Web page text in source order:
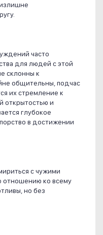
часто
для людей с этой
склонны к
общительны, подчас
их стремление к
открытостью и
глубокое
в достижении
с чужими
отношению ко всему
но без